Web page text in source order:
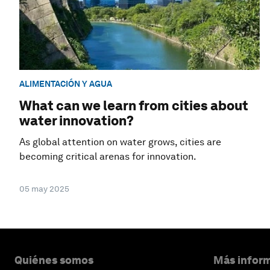
ALIMENTACIÓN Y AGUA
What can we learn from cities about
water innovation?
As global attention on water grows, cities are
becoming critical arenas for innovation.
05 may 2025
Quiénes somos Más